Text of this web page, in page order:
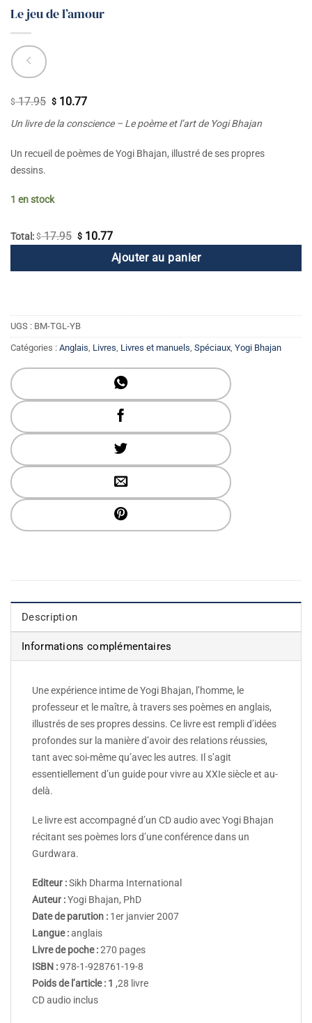
Le jeu de l’amour
$17.95 Le
prix
était :
$10.77Le
prix
est :
Un livre de la conscience – Le poème et l’art de Yogi Bhajan
Un recueil de poèmes de Yogi Bhajan, illustré de ses propres
dessins.
1 en stock
Total: $17.95 Le
initial
$10.77Le
prix
actuel
Ajouter au panier
UGS : BM-TGL-YB
Catégories : Anglais Livres Livres et manuels Spéciaux Yogi Bhajan
Description
Informations complémentaires
Une expérience intime de Yogi Bhajan, l’homme, le
professeur et le maître, à travers ses poèmes en anglais,
illustrés de ses propres dessins. Ce livre est rempli d’idées
profondes sur la manière d’avoir des relations réussies,
tant avec soi-même qu’avec les autres. Il s’agit
essentiellement d’un guide pour vivre au XXIe siècle et au-
delà.
Le livre est accompagné d’un CD audio avec Yogi Bhajan
récitant ses poèmes lors d’une conférence dans un
Gurdwara.
Editeur :Sikh Dharma International
Auteur :Yogi Bhajan, PhD
Date de parution : 1er janvier 2007
Langue :anglais
Livre de poche :270 pages
ISBN :978-1-928761-19-8
Poids de l’article : 1 ,28 livre
CD audio inclus